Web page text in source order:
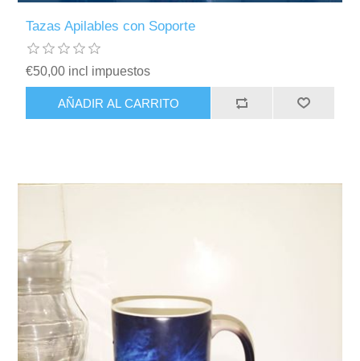
Tazas Apilables con Soporte
€50,00 incl impuestos
AÑADIR AL CARRITO